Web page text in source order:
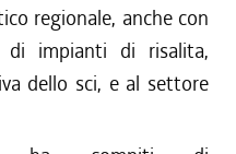
regionale, anche con
di impianti di risalita,
dello sci, e al settore